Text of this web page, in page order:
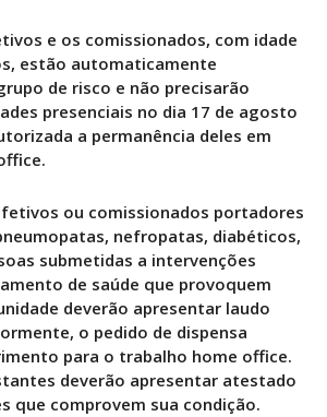
e os comissionados, com idade
estão automaticamente
de risco e não precisarão
presenciais no dia 17 de agosto
a permanência deles em
ou comissionados portadores
nefropatas, diabéticos,
submetidas a intervenções
de saúde que provoquem
deverão apresentar laudo
o pedido de dispensa
para o trabalho home office.
deverão apresentar atestado
que comprovem sua condição.